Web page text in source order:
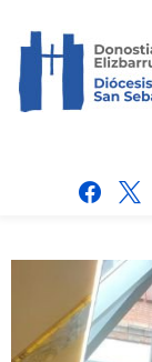
facebook
x